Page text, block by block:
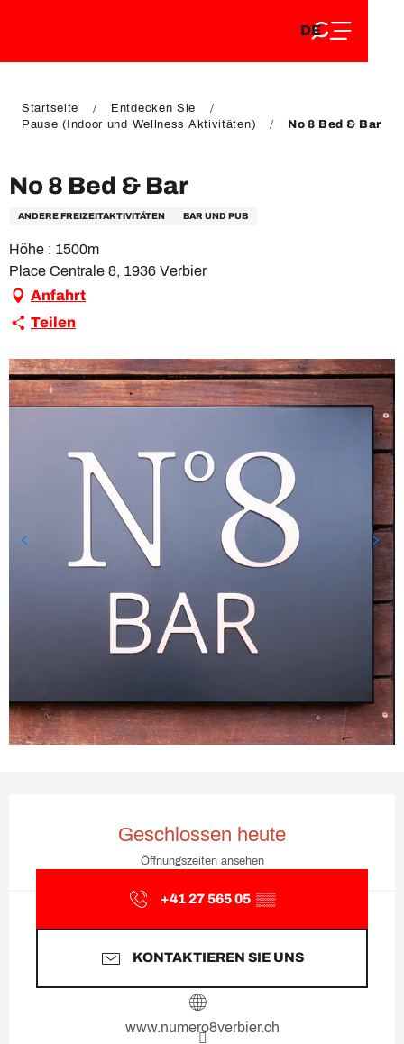
EN
DE
FR
Startseite
Entdecken Sie
Pause (Indoor und Wellness Aktivitäten)
No 8 Bed & Bar
No 8 Bed & Bar
ANDERE FREIZEITAKTIVITÄTEN BAR UND PUB
Höhe : 1500m
Place Centrale 8, 1936 Verbier
Anfahrt
Teilen
Geschlossen heute
Öffnungszeiten ansehen
+41 27 565 05 ▒▒
KONTAKTIEREN SIE UNS
www.numero8verbier.ch